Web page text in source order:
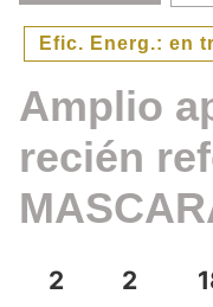
Efic. Energ.: en
Amplio
recién
2 2